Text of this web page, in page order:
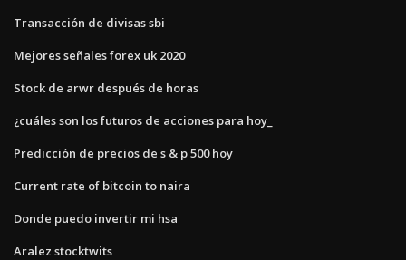
Transacción de divisas sbi
Mejores señales forex uk 2020
Stock de arwr después de horas
¿cuáles son los futuros de acciones para hoy_
Predicción de precios de s & p 500 hoy
Current rate of bitcoin to naira
Donde puedo invertir mi hsa
Aralez stocktwits